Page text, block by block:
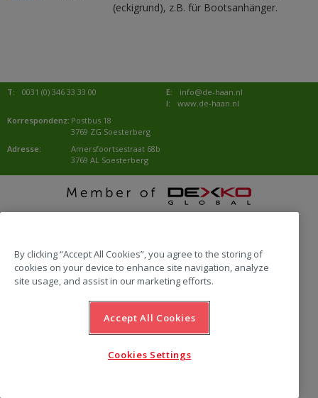
(eckigrund), z.B. für Bootsanhänger.
T: 0031 (0) 346 33 33 00 E:
info@de-haan.nl
I:
www.de-haan.nl
Korrespondenz: Postbus 18
3769 ZG Soesterberg
Adresse:
Amersfoortsestraat 68b
3769 AL Soesterberg
By clicking “Accept All Cookies”, you agree to the storing of
cookies on your device to enhance site navigation, analyze
site usage, and assist in our marketing efforts.
Accept All Cookies
Cookies Settings